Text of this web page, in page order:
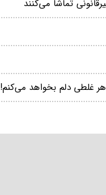
غلطی دلم بخواهد می‌کنم!